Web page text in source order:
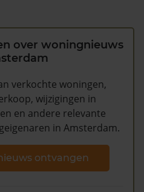
over woningnieuws
verkochte woningen,
wijzigingen in
en andere relevante
in Amsterdam.
ontvangen